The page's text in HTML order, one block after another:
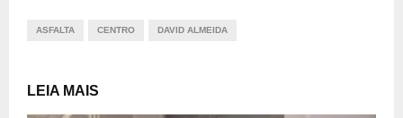
ASFALTA CENTRO DAVID ALMEIDA
LEIA MAIS